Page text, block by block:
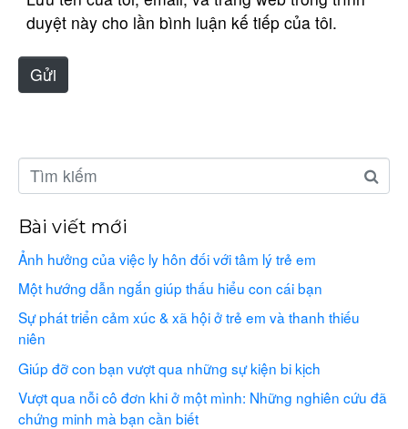
e
duyệt này cho lần bình luận kế tiếp của tôi.
Gửi
Bài viết mới
Ảnh hưởng của việc ly hôn đối với tâm lý trẻ em
Một hướng dẫn ngắn giúp thấu hiểu con cái bạn
Sự phát triển cảm xúc & xã hội ở trẻ em và thanh thiếu
niên
Giúp đỡ con bạn vượt qua những sự kiện bi kịch
Vượt qua nỗi cô đơn khi ở một mình: Những nghiên cứu đã
chứng minh mà bạn cần biết